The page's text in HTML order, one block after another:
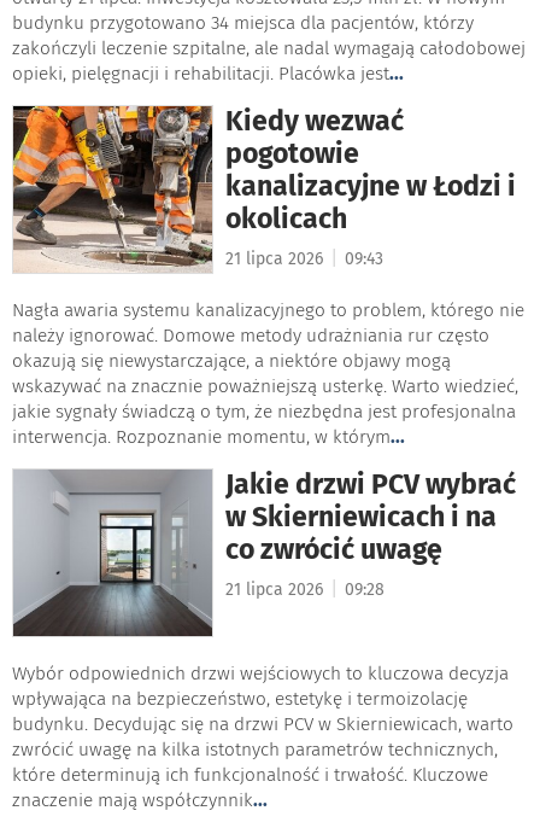
budynku przygotowano 34 miejsca dla pacjentów, którzy
zakończyli leczenie szpitalne, ale nadal wymagają całodobowej
opieki, pielęgnacji i rehabilitacji. Placówka jest...
Kiedy wezwać
pogotowie
kanalizacyjne w Łodzi i
okolicach
21 lipca 2026 09:43
Nagła awaria systemu kanalizacyjnego to problem, którego nie
należy ignorować. Domowe metody udrażniania rur często
okazują się niewystarczające, a niektóre objawy mogą
wskazywać na znacznie poważniejszą usterkę. Warto wiedzieć,
jakie sygnały świadczą o tym, że niezbędna jest profesjonalna
interwencja. Rozpoznanie momentu, w którym...
Jakie drzwi PCV wybrać
w Skierniewicach i na
co zwrócić uwagę
21 lipca 2026 09:28
Wybór odpowiednich drzwi wejściowych to kluczowa decyzja
wpływająca na bezpieczeństwo, estetykę i termoizolację
budynku. Decydując się na drzwi PCV w Skierniewicach, warto
zwrócić uwagę na kilka istotnych parametrów technicznych,
które determinują ich funkcjonalność i trwałość. Kluczowe
znaczenie mają współczynnik...